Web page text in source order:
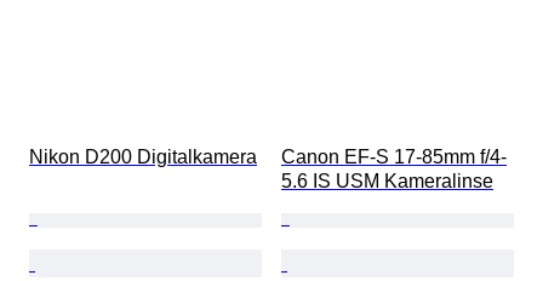
Nikon D200 Digitalkamera
Canon EF-S 17-85mm f/4-
5.6 IS USM Kameralinse